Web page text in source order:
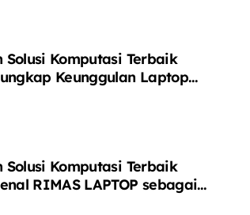
Solusi Komputasi Terbaik
Keunggulan Laptop
Beli Laptop
Solusi Komputasi Terbaik
RIMAS LAPTOP sebagai
Laptop Terintegrasi